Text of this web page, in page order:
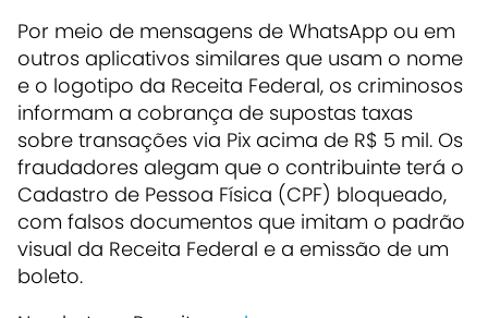
Por meio de mensagens de WhatsApp ou em
outros aplicativos similares que usam o nome
e o logotipo da Receita Federal, os criminosos
informam a cobrança de supostas taxas
sobre transações via Pix acima de R$ 5 mil. Os
fraudadores alegam que o contribuinte terá o
Cadastro de Pessoa Física (CPF) bloqueado,
com falsos documentos que imitam o padrão
visual da Receita Federal e a emissão de um
boleto.